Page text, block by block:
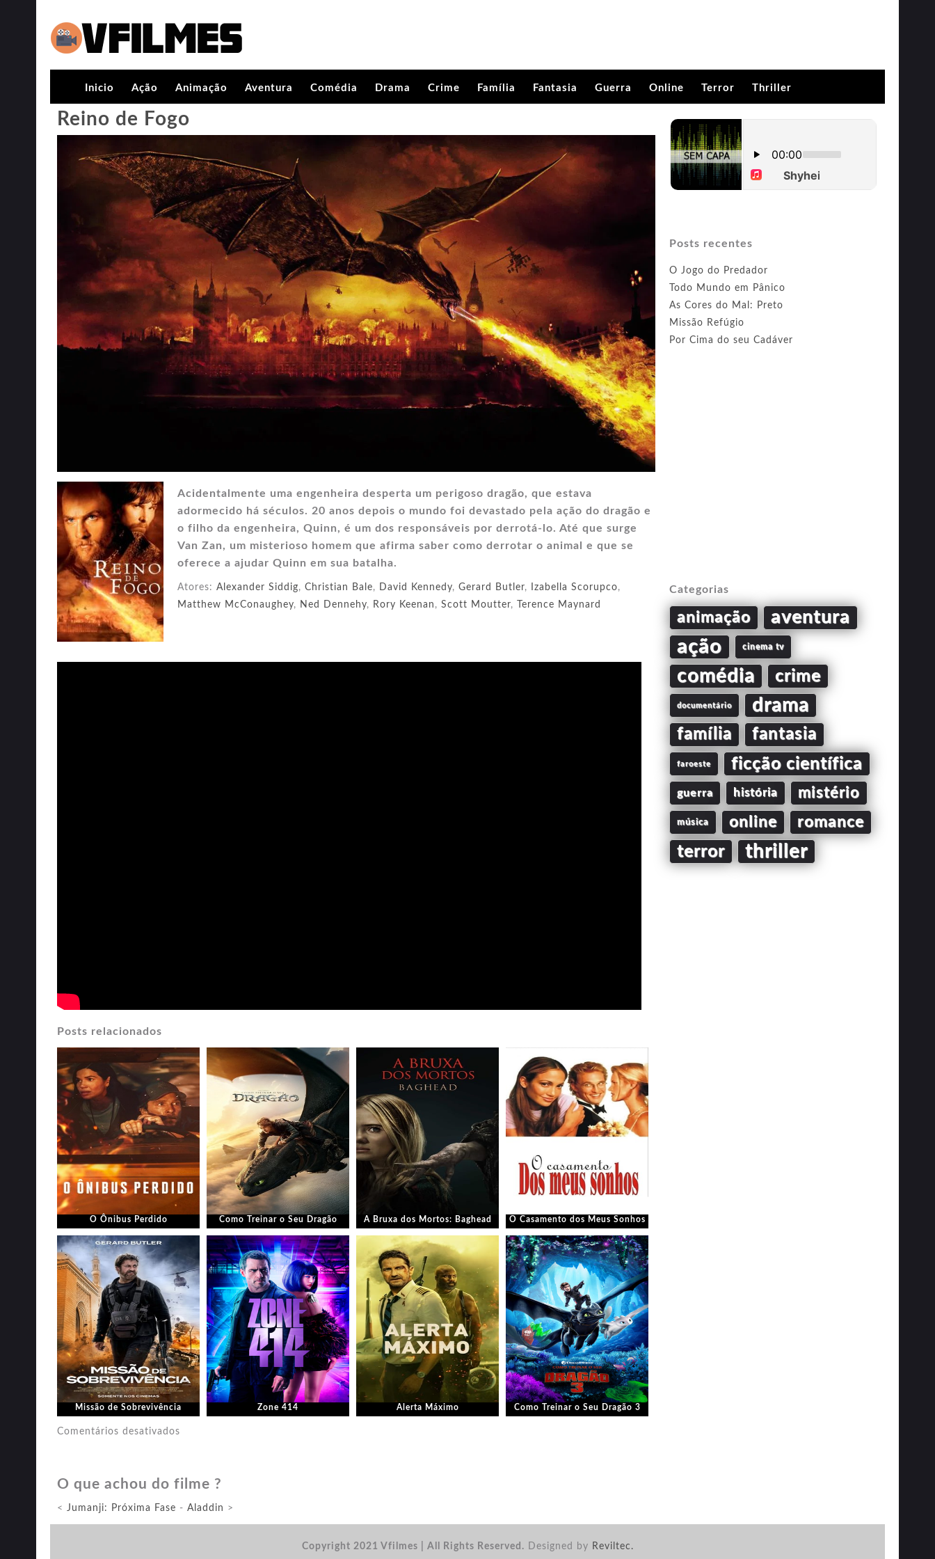
Inicio Ação Animação Aventura Comédia Drama Crime Família Fantasia Guerra Online Terror Thriller
Reino de Fogo
Acidentalmente uma engenheira desperta um perigoso dragão, que estava
adormecido há séculos. 20 anos depois o mundo foi devastado pela ação do dragão e
o filho da engenheira, Quinn, é um dos responsáveis por derrotá-lo. Até que surge
Van Zan, um misterioso homem que afirma saber como derrotar o animal e que se
oferece a ajudar Quinn em sua batalha.
Atores: Alexander Siddig, Christian Bale, David Kennedy, Gerard Butler, Izabella Scorupco,
Matthew McConaughey, Ned Dennehy, Rory Keenan , Scott Moutter, Terence Maynard
Posts relacionados
O Ônibus Perdido Como Treinar o Seu Dragão A Bruxa dos Mortos: Baghead O Casamento dos Meus Sonhos
Missão de Sobrevivência Zone 414 Alerta Máximo Como Treinar o Seu Dragão 3
Comentários desativados
o
O que achou do filme ?
< Jumanji: Próxima Fase - Aladdin >
Posts recentes
O Jogo do Predador
Todo Mundo em Pânico
As Cores do Mal: Preto
Missão Refúgio
Por Cima do seu Cadáver
Categorias
animação aventura
ação cinema tv
comédia crime
documentário drama
família fantasia
faroeste ficção científica
guerra história mistério
música online romance
terror thriller
Copyright 2021 Vfilmes | All Rights Reserved. Designed by Reviltec.